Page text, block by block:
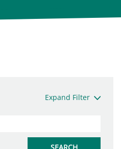
Expand Filter